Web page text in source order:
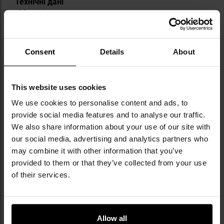
Consent Details About
This website uses cookies
We use cookies to personalise content and ads, to
provide social media features and to analyse our traffic.
We also share information about your use of our site with
our social media, advertising and analytics partners who
may combine it with other information that you’ve
provided to them or that they’ve collected from your use
of their services.
Allow all
Технічні дані
. Матеріал: полімер
. Вага: 14г
. Виробник:Mission First Tactical
ТЕХНІЧНІ ДАНІ
Докладніше
EAN
676315033103
Код виробника
21750
ВІДГУКИ